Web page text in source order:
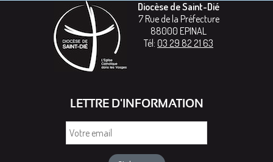
Diocèse de Saint-Dié
7 Rue de la Préfecture
88000 EPINAL
Tél: 03 29 82 21 63
LETTRE D'INFORMATION